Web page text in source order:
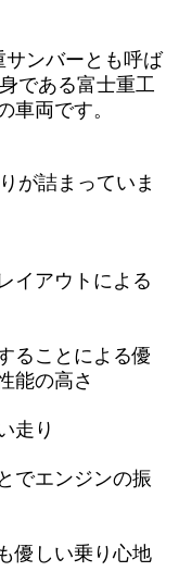
ンバーとも呼ば
である富士重工
車両です。
が詰まっていま
イアウトによる
ることによる優
能の高さ
走り
でエンジンの振
優しい乗り心地